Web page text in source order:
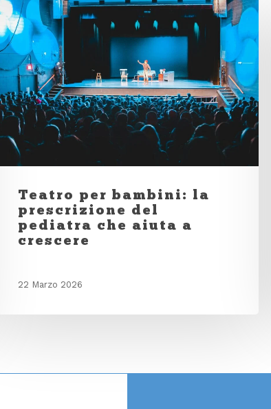
Teatro per bambini: la
prescrizione del
pediatra che aiuta a
crescere
22 Marzo 2026